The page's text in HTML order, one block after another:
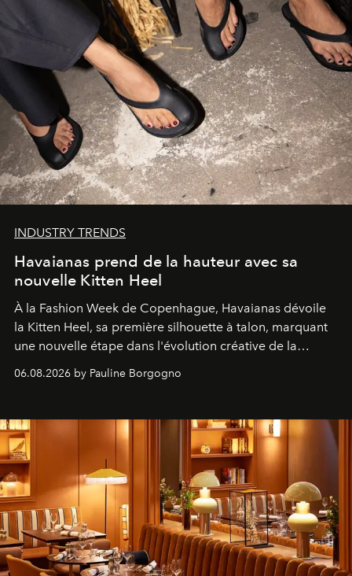
INDUSTRY TRENDS
Havaianas prend de la hauteur avec sa
nouvelle Kitten Heel
À la Fashion Week de Copenhague, Havaianas dévoile
la Kitten Heel, sa première silhouette à talon, marquant
une nouvelle étape dans l'évolution créative de la
06.08.2026 by Pauline Borgogno